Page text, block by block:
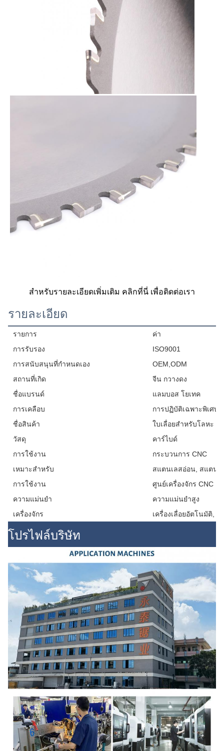
สําหรับรายละเอียดเพิ่มเติม คลิกที่นี่ เพื่อติดต่อเรา
รายละเอียด
รายการ
ค่า
การรับรอง
ISO9001
การสนับสนุนที่กําหนดเอง
OEM,ODM
สถานที่เกิด
จีน กวางดง
ชื่อแบรนด์
แลมบอส โยเทค
การเคลือบ
การปฏิบัติเฉพาะพิเศษ
ชื่อสินค้า
ใบเลื่อยสําหรับโลหะ
วัสดุ
คาร์ไบด์
การใช้งาน
กระบวนการ CNC
เหมาะสําหรับ
สแตนเลสอ่อน, สแตนเ
การใช้งาน
ศูนย์เครื่องจักร CNC
ความแม่นยํา
ความแม่นยําสูง
เครื่องจักร
เครื่องเลื่อยอัตโนมัติ, เ
โปรไฟล์บริษัท